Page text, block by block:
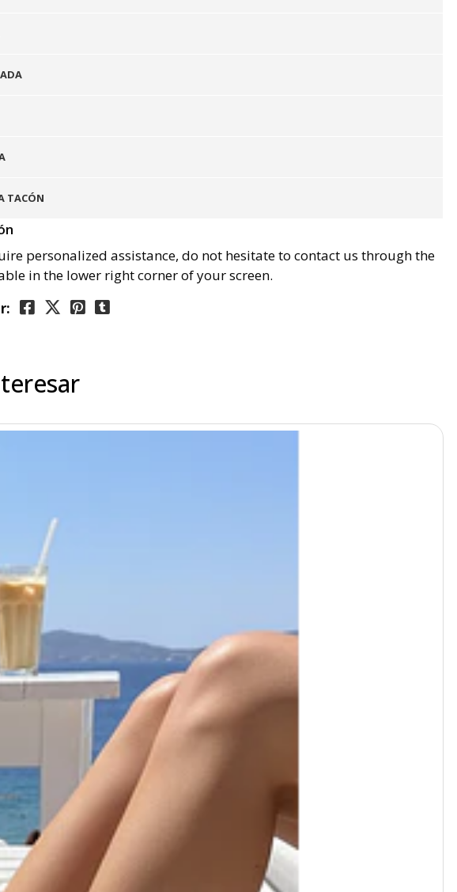
TACÓN
personalized assistance, do not hesitate to contact us through the
in the lower right corner of your screen.